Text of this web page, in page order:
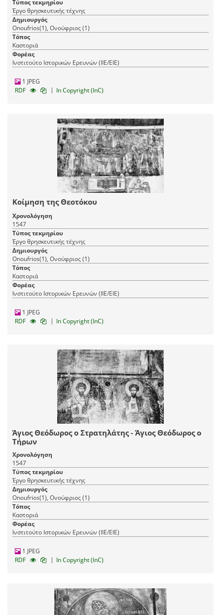
Τύπος τεκμηρίου
Έργο θρησκευτικής τέχνης
Δημιουργός
Onoufrios(1), Ονούφριος (1)
Τόπος
Καστοριά
Φορέας
Ινστιτούτο Ιστορικών Ερευνών (ΙΙΕ/ΕΙΕ)
1 JPEG
RDF
| In Copyright (InC)
Κοίμηση της Θεοτόκου
Χρονολόγηση
1547
Τύπος τεκμηρίου
Έργο θρησκευτικής τέχνης
Δημιουργός
Onoufrios(1), Ονούφριος (1)
Τόπος
Καστοριά
Φορέας
Ινστιτούτο Ιστορικών Ερευνών (ΙΙΕ/ΕΙΕ)
1 JPEG
RDF
| In Copyright (InC)
Άγιος Θεόδωρος ο Στρατηλάτης - Άγιος Θεόδωρος ο
Τήρων
Χρονολόγηση
1547
Τύπος τεκμηρίου
Έργο θρησκευτικής τέχνης
Δημιουργός
Onoufrios(1), Ονούφριος (1)
Τόπος
Καστοριά
Φορέας
Ινστιτούτο Ιστορικών Ερευνών (ΙΙΕ/ΕΙΕ)
1 JPEG
RDF
| In Copyright (InC)